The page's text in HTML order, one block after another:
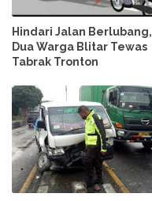
Hindari Jalan Berlubang,
Dua Warga Blitar Tewas
Tabrak Tronton